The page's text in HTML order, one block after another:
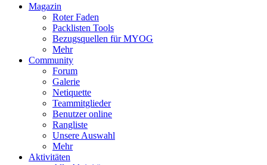
Magazin
Roter Faden
Packlisten Tools
Bezugsquellen für MYOG
Mehr
Community
Forum
Galerie
Netiquette
Teammitglieder
Benutzer online
Rangliste
Unsere Auswahl
Mehr
Aktivitäten